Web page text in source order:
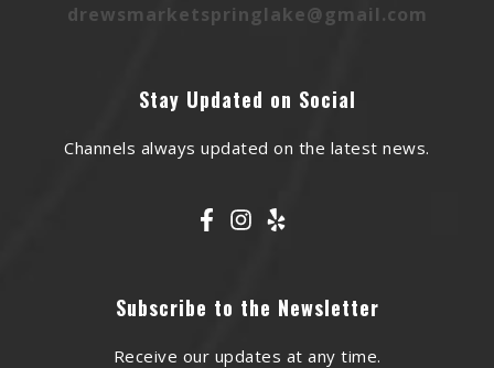
drewsmarketspringlake@gmail.com
Stay Updated on Social
Channels always updated on the latest news.
Subscribe to the Newsletter
Receive our updates at any time.